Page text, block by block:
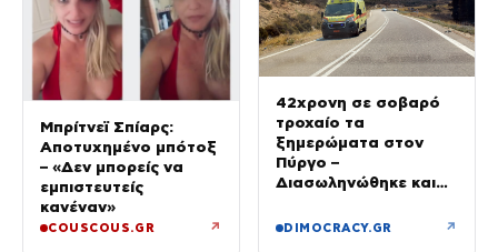
Μπρίτνεϊ Σπίαρς:
Αποτυχημένο μπότοξ
– «Δεν μπορείς να
εμπιστευτείς
κανέναν»
COUSCOUS.GR ↗
42χρονη σε σοβαρό
τροχαίο τα
ξημερώματα στον
Πύργο –
Διασωληνώθηκε και
DIMOCRACY.GR ↗